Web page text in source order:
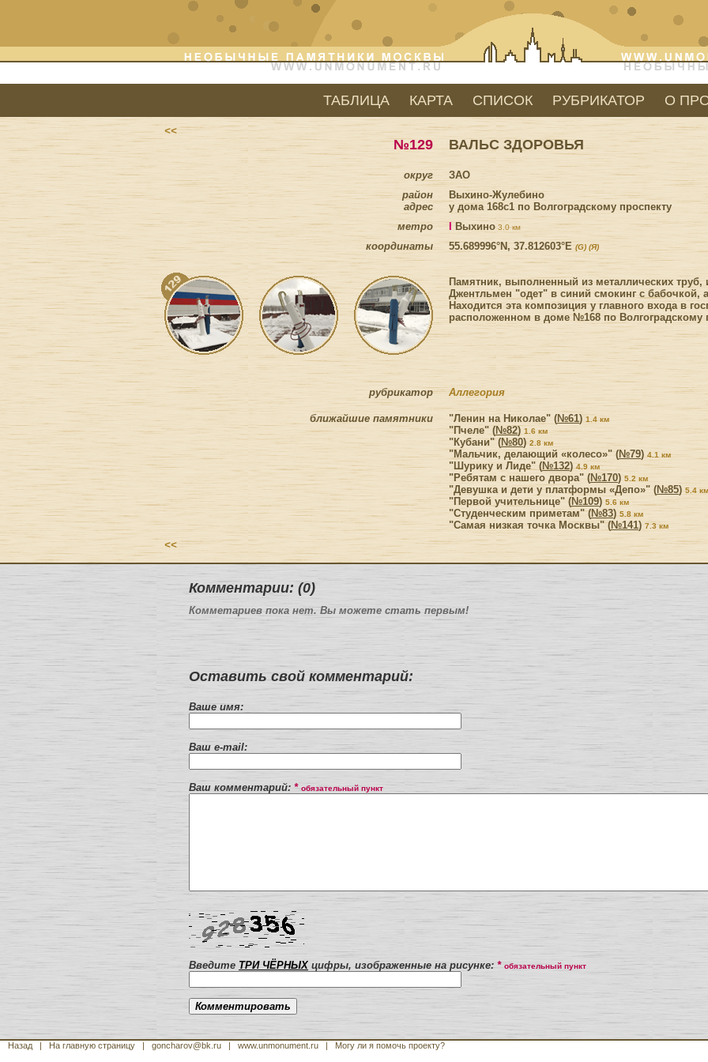
ТАБЛИЦА КАРТА СПИСОК РУБРИКАТОР О
<<
№129 ВАЛЬС ЗДОРОВЬЯ
округ
район
адрес
метро
координаты
ЗАО
Выхино-Жулебино
у дома 168с1 по Волгоградскому проспекту
Выхино 3.0 км
55.689996°N, 37.812603°E (G) (Я)
Памятник, выполненный из металлических труб,
Джентльмен "одет" в синий смокинг с бабочкой,
Находится эта композиция у главного входа в
расположенном в доме №168 по Волгоградскому
рубрикатор Аллегория
ближайшие памятники "Ленин на Николае" (№61)1.4 км
"Пчеле" (№82) 1.6 км
"Кубани" (№80) 2.8 км
"Мальчик, делающий «колесо»" (№79) 4.1 км
"Шурику и Лиде" (№132)4.9 км
"Ребятам с нашего двора" (№170) 5.2 км
"Девушка и дети у платформы «Депо»" (№85) 5.4 км
"Первой учительнице" (№109) 5.6 км
"Студенческим приметам" (№83)5.8 км
"Самая низкая точка Москвы" (№141) 7.3 км
<<
Комментарии: (0)
Комметариев пока нет. Вы можете стать первым!
Оставить свой комментарий:
Ваше имя:
Ваш e-mail:
Ваш комментарий: * обязательный пункт
Введите ТРИ ЧЁРНЫХ цифры, изображенные на рисунке: * обязательный пункт
Назад | На главную страницу | goncharov@bk.ru | www.unmonument.ru | Могу ли я помочь проекту?